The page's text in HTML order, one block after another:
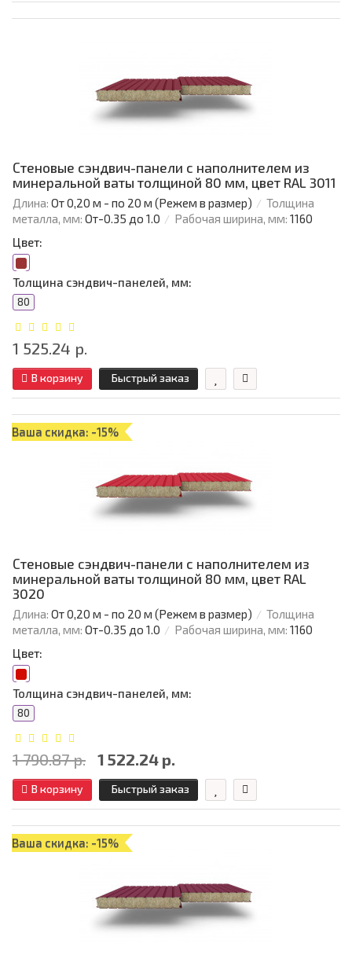
Стеновые сэндвич-панели с наполнителем из
минеральной ваты толщиной 80 мм, цвет RAL 3011
Длина: От 0,20 м - по 20 м (Режем в размер)
Толщина
металла, мм: От-0.35 до 1.0 Рабочая ширина, мм: 1160
Цвет:
Толщина сэндвич-панелей, мм:
80
1 525.24 р.
В корзину Быстрый заказ
Ваша скидка: -15%
Стеновые сэндвич-панели с наполнителем из
минеральной ваты толщиной 80 мм, цвет RAL
3020
Длина: От 0,20 м - по 20 м (Режем в размер)
Толщина
металла, мм: От-0.35 до 1.0 Рабочая ширина, мм: 1160
Цвет:
Толщина сэндвич-панелей, мм:
80
1 790.87 р. 1 522.24 р.
В корзину Быстрый заказ
Ваша скидка: -15%